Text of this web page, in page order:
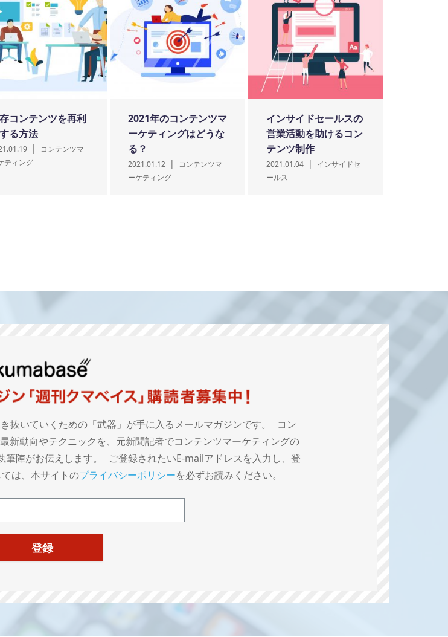
コンテンツを再利
る方法
コンテンツマ
ティング
2021年のコンテンツマ
ーケティングはどうな
る？
2021.01.12
コンテンツマ
ーケティング
インサイドセールスの
営業活動を助けるコン
テンツ制作
2021.01.04
インサイドセ
ールス
抜いていくための「武器」が手に入るメールマガジンです。 コン
新動向やテクニックを、元新聞記者でコンテンツマーケティングの
陣がお伝えします。 ご登録されたいE-mailアドレスを入力し、登
は、本サイトのプライバシーポリシーを必ずお読みください。